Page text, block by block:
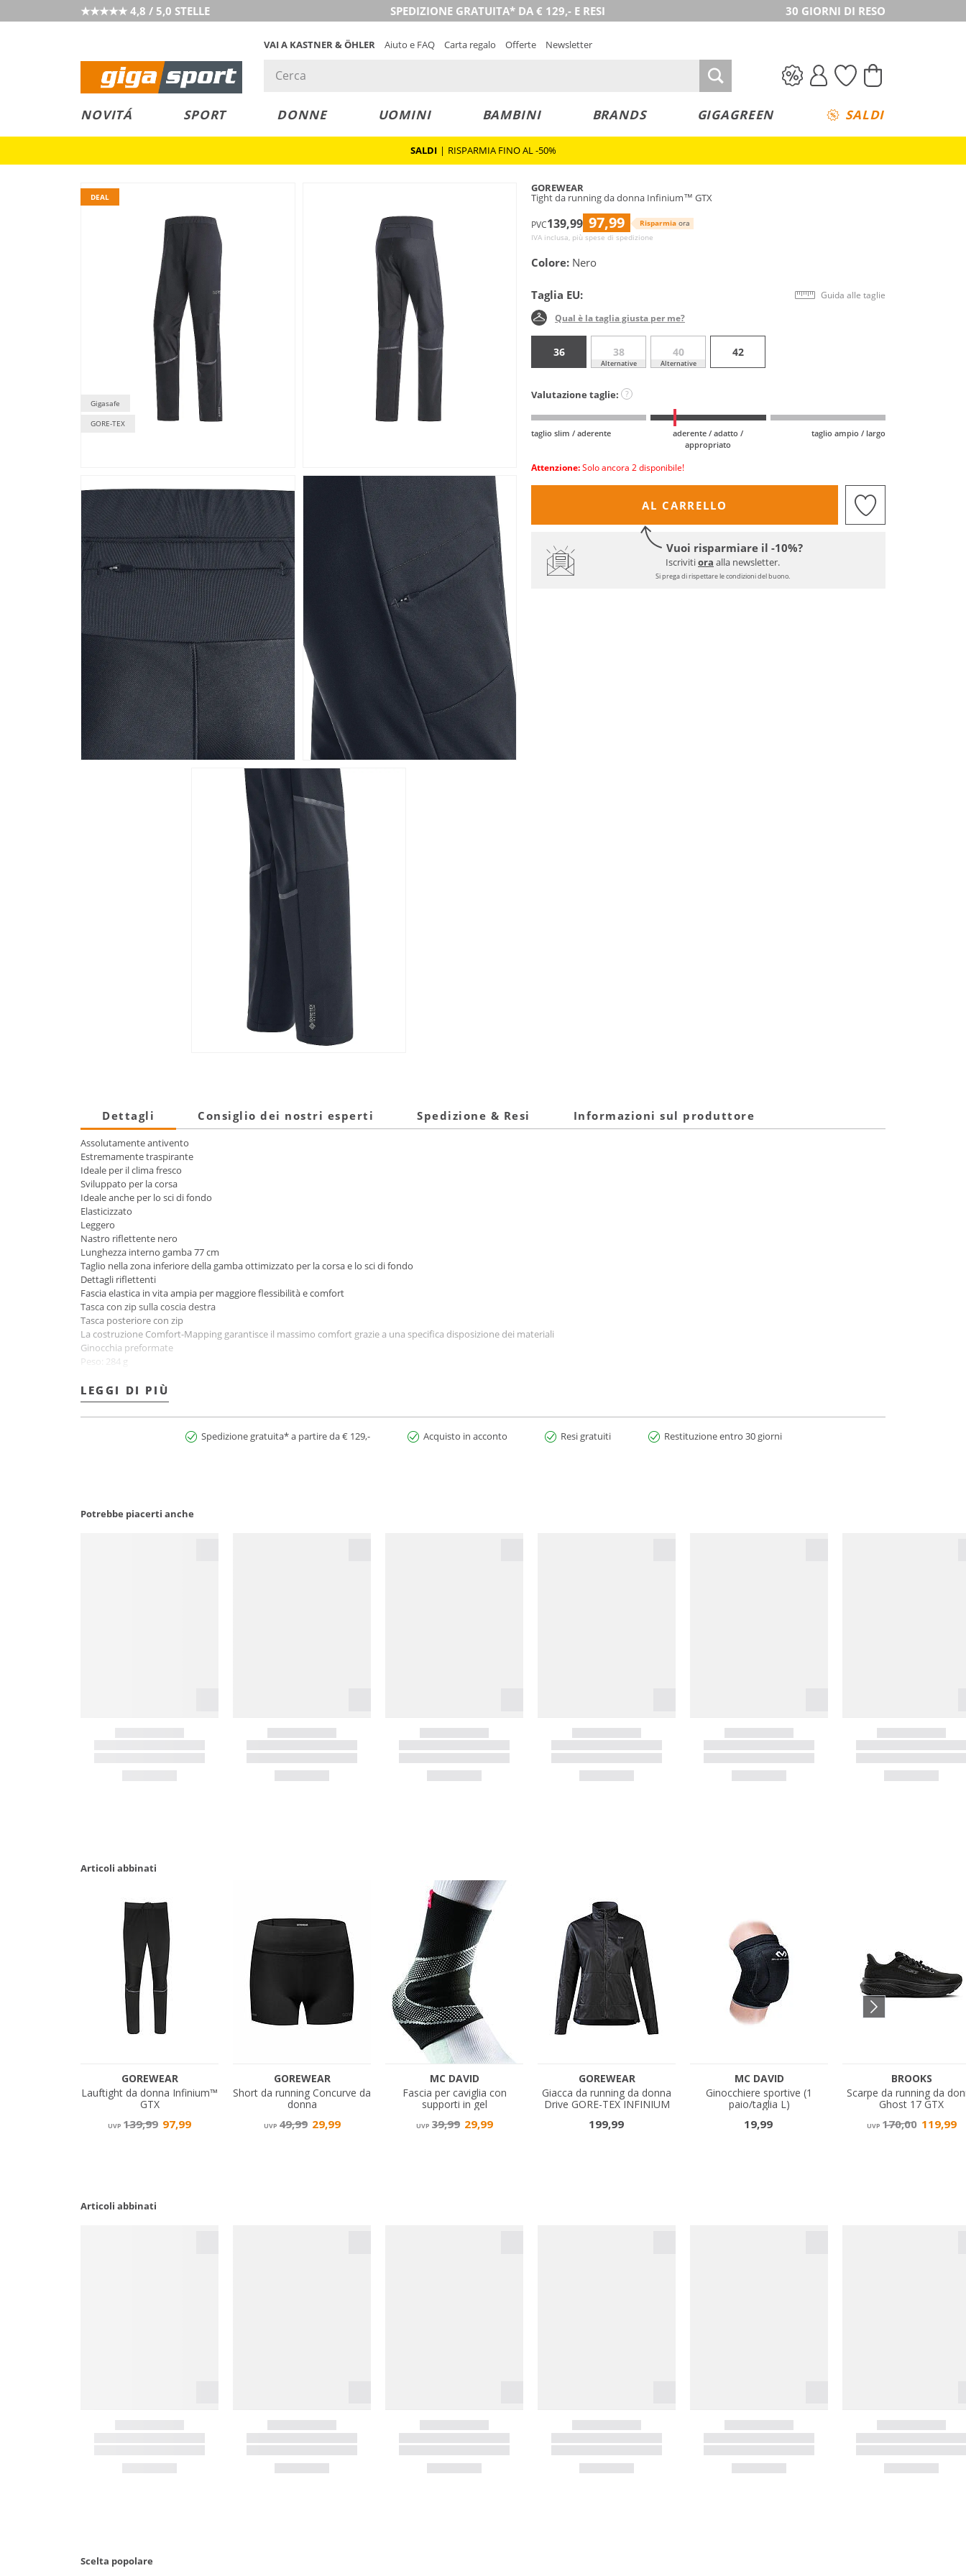
★★★★★ 4,8 / 5,0 STELLE SPEDIZIONE GRATUITA* DA € 129,- E RESI 30 GIORNI DI RESO
VAI A KASTNER & ÖHLER Aiuto e FAQ Carta regalo Offerte Newsletter
NOVITÁ SPORT DONNE UOMINI BAMBINI BRANDS GIGAGREEN SALDI
SALDI | RISPARMIA FINO AL -50%
DEAL
Gigasafe
GORE-TEX
GOREWEAR
Tight da running da donna Infinium™ GTX
PVC139,99 97,99 Risparmia ora
IVA inclusa, più spese di spedizione
Colore: Nero
Taglia EU: Guida alle taglie
Qual è la taglia giusta per me?
36 38
Alternative
40
Alternative
42
Valutazione taglie: ?
taglio slim / aderente
aderente / adatto /
appropriato
taglio ampio / largo
Attenzione: Solo ancora 2 disponibile!
AL CARRELLO
Vuoi risparmiare il -10%?
Iscrivitiora alla newsletter.
Si prega di rispettare le condizioni del buono.
Dettagli Consiglio dei nostri esperti Spedizione & Resi Informazioni sul produttore
Assolutamente antivento
Estremamente traspirante
Ideale per il clima fresco
Sviluppato per la corsa
Ideale anche per lo sci di fondo
Elasticizzato
Leggero
Nastro riflettente nero
Lunghezza interno gamba 77 cm
Taglio nella zona inferiore della gamba ottimizzato per la corsa e lo sci di fondo
Dettagli riflettenti
Fascia elastica in vita ampia per maggiore flessibilità e comfort
Tasca con zip sulla coscia destra
Tasca posteriore con zip
La costruzione Comfort-Mapping garantisce il massimo comfort grazie a una specifica disposizione dei materiali
Ginocchia preformate
Peso: 284 g
Nome del colore: Nero
N° art.:2900269707277
LEGGI DI PIÙ
LEGGI DI PIÙ
Spedizione gratuita* a partire da € 129,- Acquisto in acconto Resi gratuiti Restituzione entro 30 giorni
Potrebbe piacerti anche
Articoli abbinati
Articoli abbinati
Scelta popolare